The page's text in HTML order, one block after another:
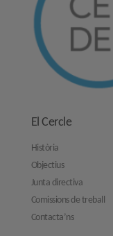
El Cercle
Història
Objectius
Junta directiva
Comissions de treball
Contacta’ns